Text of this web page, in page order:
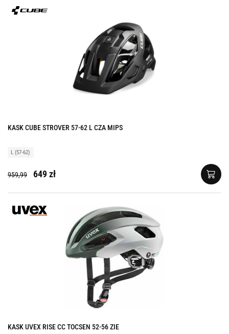
KASK CUBE STROVER 57-62 L CZA MIPS
L (57-62)
959,99 649 zł
KASK UVEX RISE CC TOCSEN 52-56 ZIE